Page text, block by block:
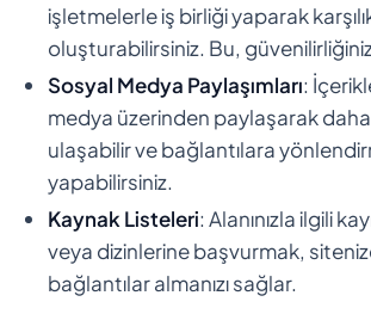
işletmelerle iş birliği yaparak
oluşturabilirsiniz. Bu, güvenilirliğinizi
Sosyal Medya Paylaşımları:
medya üzerinden paylaşarak
ulaşabilir ve bağlantılara
yapabilirsiniz.
Kaynak Listeleri: Alanınızla ilgili
veya dizinlerine başvurmak,
bağlantılar almanızı sağlar.